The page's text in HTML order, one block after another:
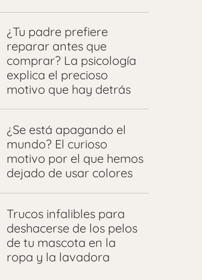
¿Tu padre prefiere
reparar antes que
comprar? La psicología
explica el precioso
motivo que hay detrás
¿Se está apagando el
mundo? El curioso
motivo por el que hemos
dejado de usar colores
Trucos infalibles para
deshacerse de los pelos
de tu mascota en la
ropa y la lavadora